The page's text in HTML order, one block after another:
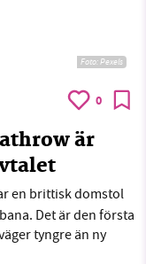
Foto:Pexels
0
är
en brittisk domstol
Det är den första
tyngre än ny